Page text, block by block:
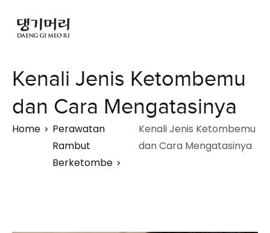
Kenali Jenis Ketombemu
dan Cara Mengatasinya
Home
Perawatan
Rambut
Berketombe
Kenali Jenis Ketombemu
dan Cara Mengatasinya